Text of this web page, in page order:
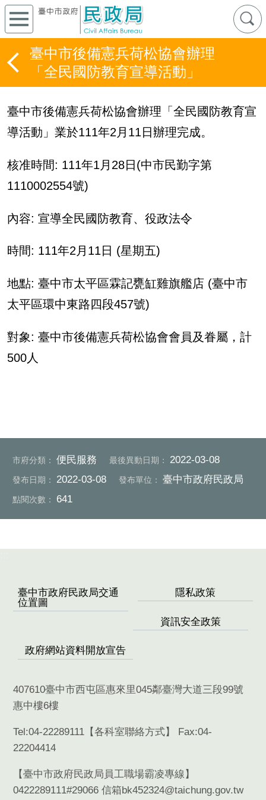
臺中市後備憲兵荷松協會辦理
「全民國防教育宣導活動」
臺中市後備憲兵荷松協會辦理「全民國防教育宣
導活動」業於111年2 月 11 日辦理完成。
核准時間: 111年1 月 28日 (中市民勤字第
1110002554號)
內容: 宣導全民國防教育、役政法令
時間: 111年2 月 11 日 (星期五)
地點: 臺中市太平區霖記甕缸雞旗艦店 (臺中市
太平區環中東路四段457號)
對象: 臺中市後備憲兵荷松協會會員及眷屬，計
500人
市府分類： 便民服務 最後異動日期： 2022-03-08
發布日期： 2022-03-08 發布單位： 臺中市政府民政局
點閱次數： 641
臺中市政府民政局交通
位置圖
隱私政策
資訊安全政策
政府網站資料開放宣告
407610臺中市西屯區惠來里045鄰臺灣大道三段99號
惠中樓6樓
Tel:04-22289111【各科室聯絡方式】 Fax:04-
22204414
【臺中市政府民政局員工職場霸凌專線】
0422289111#29066 信箱bk452324@taichung.gov.tw